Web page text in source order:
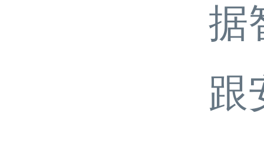
据
跟